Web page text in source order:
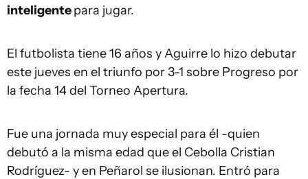
inteligentepara jugar.
El futbolista tiene 16 años y Aguirre lo hizo debutar
este jueves en el triunfo por 3-1 sobre Progreso por
la fecha 14 del Torneo Apertura.
Fue una jornada muy especial para él -quien
debutó a la misma edad que el Cebolla Cristian
Rodríguez- y en Peñarol se ilusionan. Entró para